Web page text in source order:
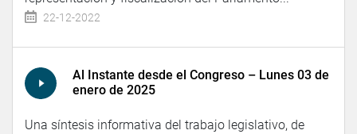
22-12-2022
Al Instante desde el Congreso – Lunes 03 de
enero de 2025
Una síntesis informativa del trabajo legislativo, de